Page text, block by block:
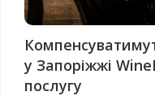
у Запоріжжі
послугу